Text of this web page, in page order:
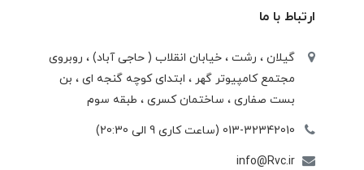
ارتباط با ما
گیلان ، رشت ، خيابان انقلاب ( حاجی آباد) ، روبروی
مجتمع كامپيوتر گهر ، ابتدای كوچه گنجه ای ، بن
بست صفاری ، ساختمان كسری ، طبقه سوم
013-32342010 (ساعت کاری 9 الی 20:30)
info@Rvc.ir